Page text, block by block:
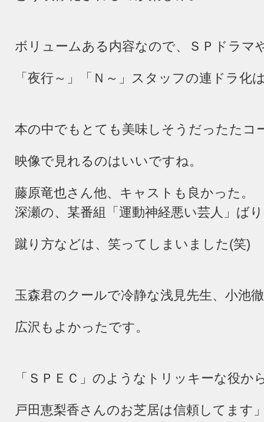
ボリュームある内容なので、ＳＰドラマ
「夜行～」「Ｎ～」スタッフの連ドラ化
本の中でもとても美味しそうだったたコ
映像で見れるのはいいですね。
藤原竜也さん他、キャストも良かった。
深瀬の、某番組「運動神経悪い芸人」ば
蹴り方などは、笑ってしまいました (笑)
玉森君のクールで冷静な浅見先生、小池
広沢もよかったです。
「ＳＰＥＣ」のようなトリッキーな役か
戸田恵梨香さんのお芝居は信頼してます